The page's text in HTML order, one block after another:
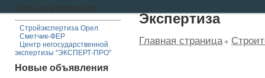
Стройэкспертиза Орел
Сметчик-ФЕР
Центр негосударственной
экспертизы "ЭКСПЕРТ-ПРО"
Новые объявления
Экспертиза
Главная страница